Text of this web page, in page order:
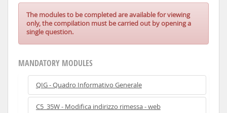
The modules to be completed are available for viewing
only, the compilation must be carried out by opening a
single question.
MANDATORY MODULES
QIG - Quadro Informativo Generale
C5_35W - Modifica indirizzo rimessa - web